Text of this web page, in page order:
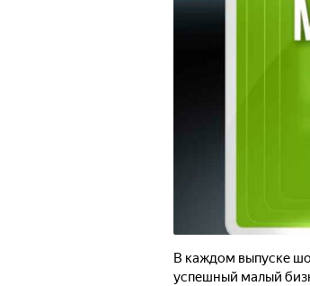
В каждом выпуске
успешный малый